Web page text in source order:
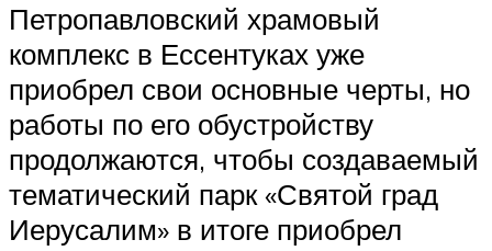
Петропавловский храмовый
комплекс в Ессентуках уже
приобрел свои основные черты, но
работы по его обустройству
продолжаются, чтобы создаваемый
тематический парк «Святой град
Иерусалим» в итоге приобрел